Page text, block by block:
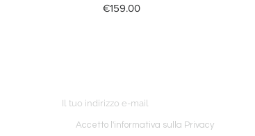
Price
€159.00
Accetto l'informativa sulla Privacy